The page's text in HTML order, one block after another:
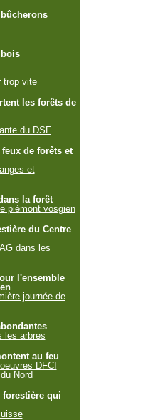
trop vite
les forêts de
du DSF
de forêts et
et
la forêt
piémont vosgien
du Centre
dans les
l'ensemble
journée de
les arbres
au feu
DFCI
Nord
forestière qui